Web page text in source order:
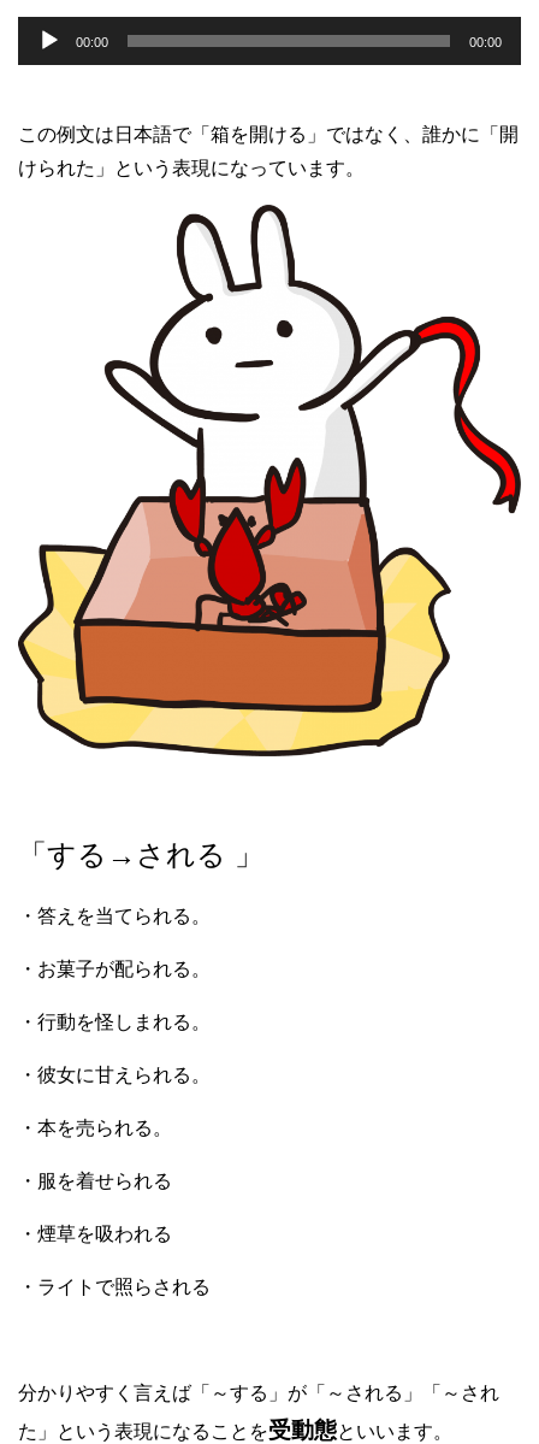
声
レ
ー
00:00 00:00
この例文は日本語で「箱を開ける」ではなく、誰かに「開
けられた」という表現になっています。
「する→される 」
・答えを当てられる。
・お菓子が配られる。
・行動を怪しまれる。
・彼女に甘えられる。
・本を売られる。
・服を着せられる
・煙草を吸われる
・ライトで照らされる
分かりやすく言えば「～する」が「～される」「～され
た」という表現になることを受動態といいます。